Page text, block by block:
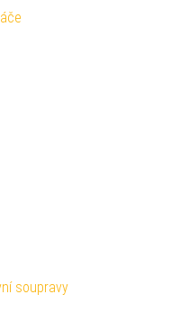
soupravy